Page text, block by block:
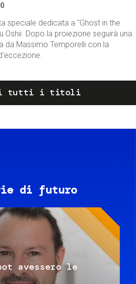
speciale dedicata a "Ghost in the
Oshii. Dopo la proiezione seguirà una
da Massimo Temporelli con la
tutti i titoli
di futuro
avessero le